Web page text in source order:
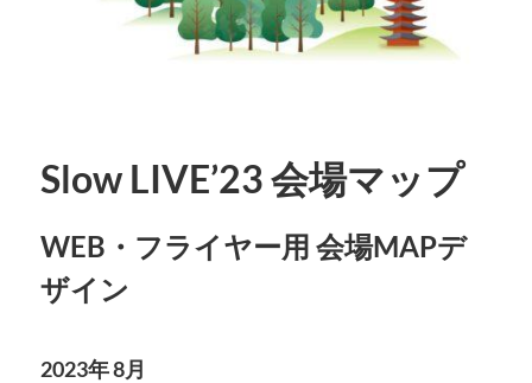
Slow LIVE’23 会場マップ
WEB・フライヤー用 会場MAPデ
ザイン
2023年 8月